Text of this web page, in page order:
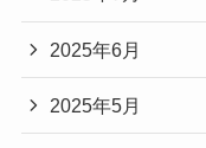
2025年6月
2025年5月